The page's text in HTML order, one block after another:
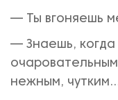
— Ты вгоняешь
— Знаешь, когда
нежным,